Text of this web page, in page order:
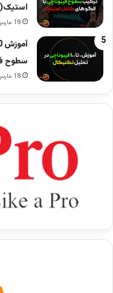
18 مارس 2025
سطوح
18 مارس 2025